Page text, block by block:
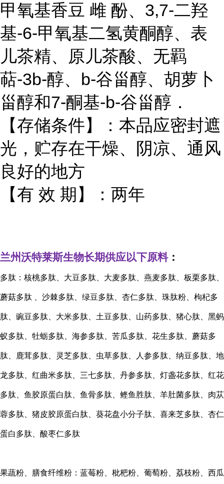
甲氧基香豆 雌 酚、3,7-二羟
基-6-甲氧基二氢黄酮醇、表
儿茶精、原儿茶酸、无羁
萜-3b-醇、b-谷甾醇、胡萝卜
甾醇和7-酮基-b-谷甾醇．
【存储条件】：本品应密封遮
光，贮存在干燥、阴凉、通风
良好的地方
【有 效 期】：两年
兰州沃特莱斯生物长期供应以下原料：
多肽：核桃多肽、大豆多肽、大麦多肽、燕麦多肽、板栗多肽、
蘑菇多肽 、沙棘多肽、绿豆多肽、杏仁多肽、珠肽粉、枸杞多
肽、豌豆多肽、大米多肽、土豆多肽、山药多肽、猪心肽、黑蚂
蚁多肽、牡蛎多肽、海参多肽、苦瓜多肽、花生多肽、蘑菇多
肽、鹿茸多肽、灵芝多肽、虫草多肽、人参多肽、纳豆多肽、地
龙多肽、红曲米多肽、三七多肽、丹参多肽、灯盏花多肽、红花
多肽、鱼胶原蛋白肽、鱼骨多肽、鲣鱼胜肽、羊肚菌多肽、肉苁
蓉多肽、猪皮胶原蛋白肽、葵花盘小分子肽、喜来芝多肽、杏仁
蛋白多肽、酸枣仁多肽
果蔬粉、膳食纤维粉：蓝莓粉、枇杷粉、葡萄粉、荔枝粉、西瓜